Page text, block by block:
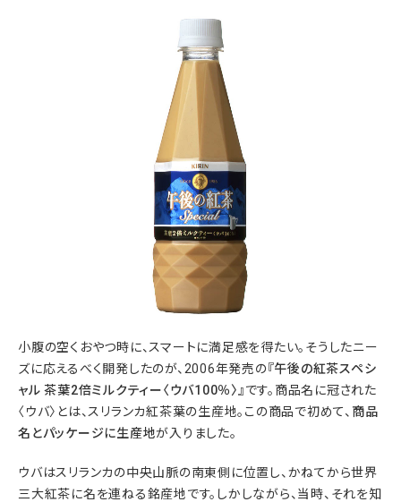
小腹の空くおやつ時に、スマートに満足感を得たい。そうしたニー
ズに応えるべく開発したのが、2006年発売の『午後の紅茶スペシ
ャル 茶葉2倍ミルクティー〈ウバ100％〉』です。商品名に冠された
〈ウバ〉とは、スリランカ紅茶葉の生産地。この商品で初めて、 商品
名とパッケージに生産地が入りました。
ウバはスリランカの中央山脈の南東側に位置し、かねてから世界
三大紅茶に名を連ねる銘産地です。しかしながら、当時、それを知